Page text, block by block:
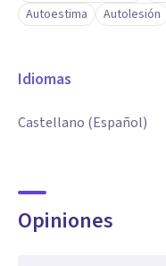
Autoestima
Autolesión
Idiomas
Castellano (Español)
Opiniones